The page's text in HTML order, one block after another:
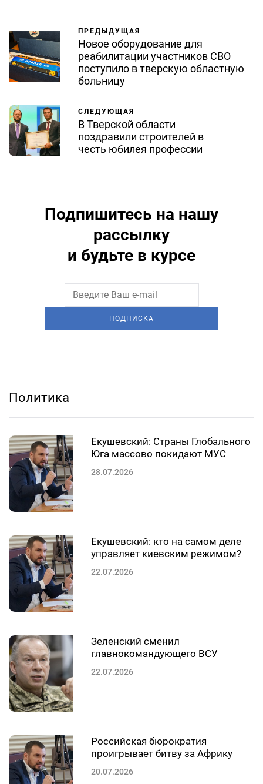
ПРЕДЫДУЩАЯ
Новое оборудование для
реабилитации участников СВО
поступило в тверскую областную
больницу
СЛЕДУЮЩАЯ
В Тверской области
поздравили строителей в
честь юбилея профессии
Подпишитесь на нашу
рассылку
и будьте в курсе
ПОДПИСКА
Политика
Екушевский: Страны Глобального
Юга массово покидают МУС
28.07.2026
Екушевский: кто на самом деле
управляет киевским режимом?
22.07.2026
Зеленский сменил
главнокомандующего ВСУ
22.07.2026
Российская бюрократия
проигрывает битву за Африку
20.07.2026